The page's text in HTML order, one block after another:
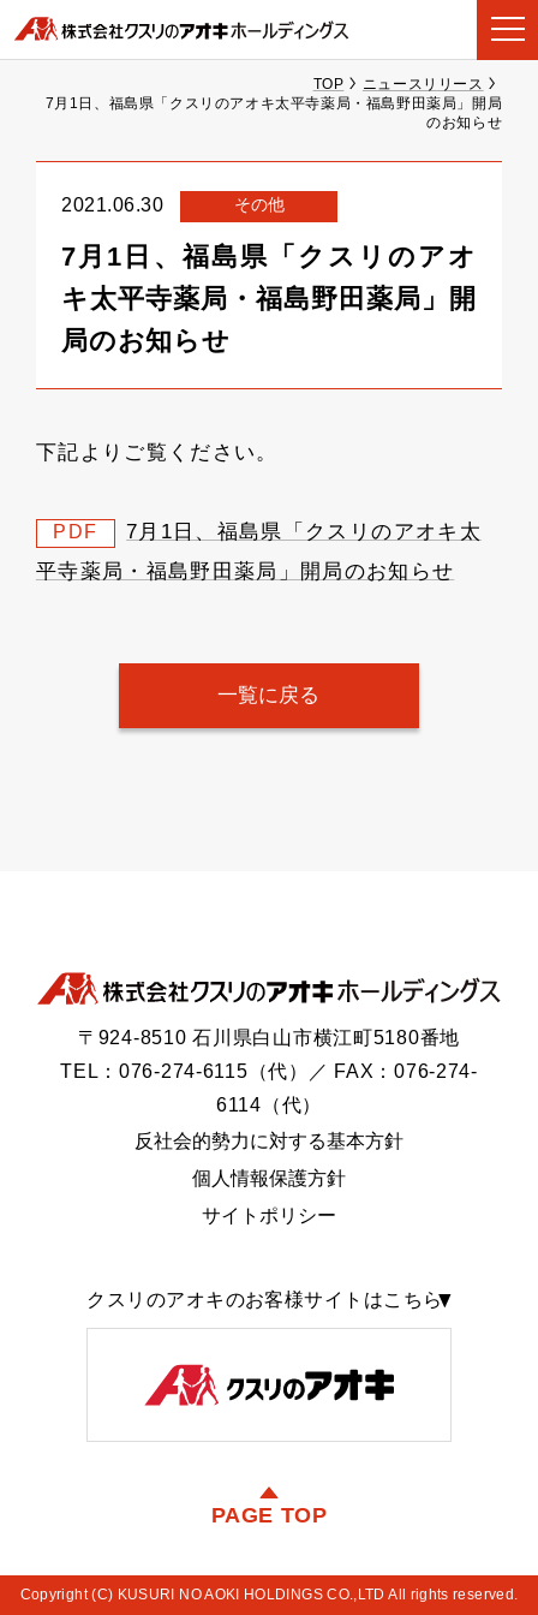
TOP
ニュースリリース
7月1日、福島県「クスリのアオキ太平寺薬局・福島野田薬局」開局
のお知らせ
2021.06.30 その他
7月1日、福島県「クスリのアオ
キ太平寺薬局・福島野田薬局」開
局のお知らせ
下記よりご覧ください。
PDF
7月1日、福島県「クスリのアオキ太
平寺薬局・福島野田薬局」開局のお知らせ
一覧に戻る
〒924-8510 石川県白山市横江町5180番地
TEL：076-274-6115（代）／ FAX：076-274-
6114（代）
反社会的勢力に対する基本方針
個人情報保護方針
サイトポリシー
クスリのアオキのお客様サイトはこちら
PAGE TOP
Copyright (C) KUSURI NO AOKI HOLDINGS CO.,LTD All rights reserved.